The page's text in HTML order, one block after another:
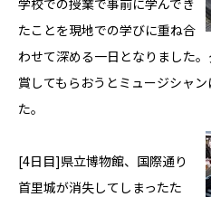
学校での授業で事前に学んでき
たことを現地での学びに重ね合
わせて深める一日となりました
賞してもらおうとミュージシャ
た。
[4日目]県立博物館、国際通り
首里城が消失してしまったた